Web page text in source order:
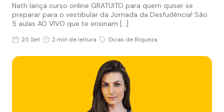
Nath lança curso online GRATUITO para quem quiser se
preparar para o vestibular da Jornada da Desfudência! São
5 aulas AO VIVO que te ensinam […]
25 Set 2 min de leitura Dicas de Riqueza